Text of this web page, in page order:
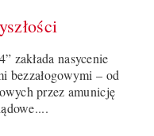
zakłada nasycenie
bezzałogowymi – od
przez amunicję